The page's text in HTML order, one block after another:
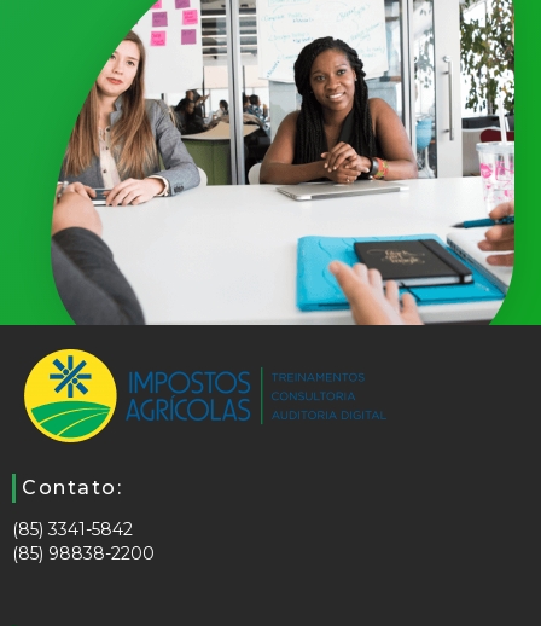
Contato:
(85) 3341-5842
(85) 98838-2200